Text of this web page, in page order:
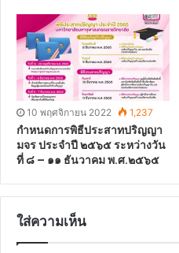
10 พฤศจิกายน 2022 1,237
กำหนดการพิธีประสาทปริญญา
มจร ประจำปี ๒๕๖๕ ระหว่างวัน
ที่ ๘ – ๑๑ ธันวาคม พ.ศ.๒๕๖๕
ใส่ความเห็น